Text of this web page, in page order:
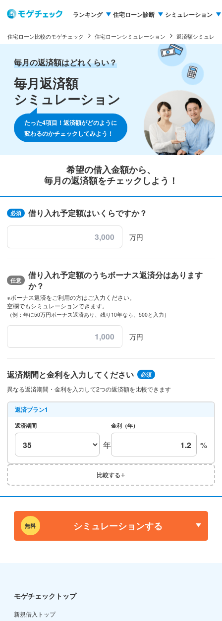
ランキング 住宅ローン診断 シミュレーション
住宅ローン比較のモゲチェック 住宅ローンシミュレーション 返済額シミュレー
毎月の返済額はどれくらい？
毎月返済額
シミュレーション
たった4項目！返済額がどのように
変わるのかチェックしてみよう！
希望の借入金額から、
毎月の返済額をチェックしよう！
借り入れ予定額はいくらですか？
必須
万円
借り入れ予定額のうちボーナス返済分はあります
か？
任意
※ボーナス返済をご利用の方はご入力ください。
空欄でもシミュレーションできます。
（例：年に50万円ボーナス返済あり、残り10年なら、500と入力）
万円
返済期間と金利を入力してください 必須
異なる返済期間・金利を入力して2つの返済額を比較できます
返済プラン1
返済期間
年
金利（年）
%
比較する+
無料 シミュレーションする
モゲチェックトップ
新規借入トップ